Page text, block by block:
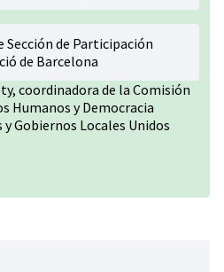
Sección de Participación
de Barcelona
coordinadora de la Comisión
Humanos y Democracia
Gobiernos Locales Unidos